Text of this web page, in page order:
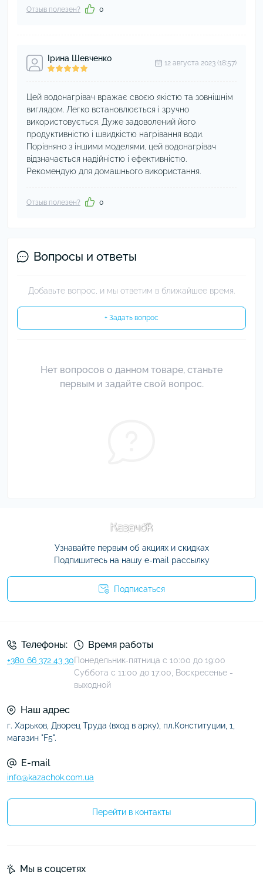
Отзыв полезен? 0
Ірина Шевченко 12 августа 2023 (18:57)
Цей водонагрівач вражає своєю якістю та зовнішнім
виглядом. Легко встановлюється і зручно
використовується. Дуже задоволений його
продуктивністю і швидкістю нагрівання води.
Порівняно з іншими моделями, цей водонагрівач
відзначається надійністю і ефективністю.
Рекомендую для домашнього використання.
Отзыв полезен? 0
Вопросы и ответы
Добавьте вопрос, и мы ответим в ближайшее время.
+ Задать вопрос
Нет вопросов о данном товаре, станьте
первым и задайте свой вопрос.
Узнавайте первым об акциях и скидках
Подпишитесь на нашу e-mail рассылку
Подписаться
Телефоны:
+380 66 372 43 30
Время работы
Понедельник-пятница с 10:00 до 19:00
Суббота с 11:00 до 17:00, Воскресенье -
выходной
Наш адрес
г. Харьков, Дворец Труда (вход в арку), пл.Конституции, 1,
магазин "F5".
E-mail
info@kazachok.com.ua
Перейти в контакты
Мы в соцсетях